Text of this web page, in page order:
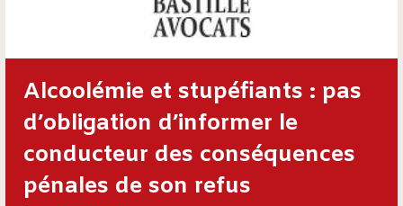
Alcoolémie et stupéfiants : pas
d’obligation d’informer le
conducteur des conséquences
pénales de son refus